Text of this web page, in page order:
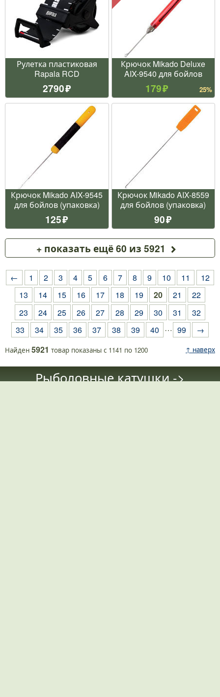
Рулетка пластиковая
Rapala RCD
2790
Крючок Mikado Deluxe
AIX-9540 для бойлов
179 25%
Крючок Mikado AIX-9545
для бойлов (упаковка)
125
Крючок Mikado AIX-8559
для бойлов (упаковка)
90
+ показать ещё 60 из 5921
← 1 2 3 4 5 6 7 8 9 10 11
12
13
14 15 16 17 18 19 20 21
22
23
24 25 26 27 28 29 30 31
32
33
34 35 36 37 38 39 40 … 99 →
Найден 5921 товар показаны с 1141 по 1200 ↑ наверх
Рыболовные катушки ->